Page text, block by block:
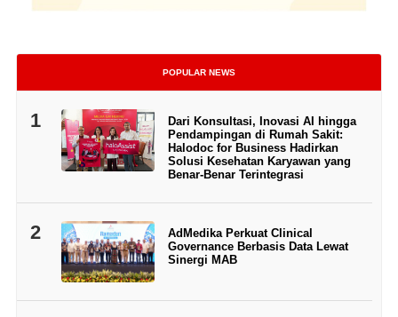
POPULAR NEWS
1
Dari Konsultasi, Inovasi AI hingga
Pendampingan di Rumah Sakit:
Halodoc for Business Hadirkan
Solusi Kesehatan Karyawan yang
Benar-Benar Terintegrasi
2
AdMedika Perkuat Clinical
Governance Berbasis Data Lewat
Sinergi MAB